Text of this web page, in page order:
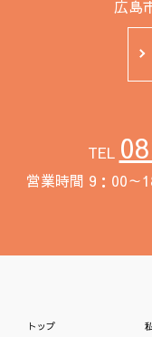
広島
TEL
営業時間 9：00～
トップ